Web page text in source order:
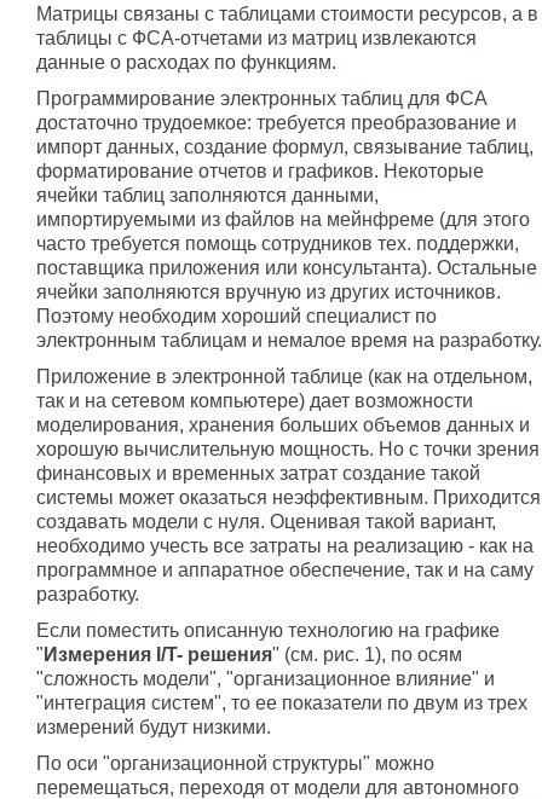
Матрицы связаны с таблицами стоимости ресурсов, а в
таблицы с ФСА-отчетами из матриц извлекаются
данные о расходах по функциям.
Программирование электронных таблиц для ФСА
достаточно трудоемкое: требуется преобразование и
импорт данных, создание формул, связывание таблиц,
форматирование отчетов и графиков. Некоторые
ячейки таблиц заполняются данными,
импортируемыми из файлов на мейнфреме (для этого
часто требуется помощь сотрудников тех. поддержки,
поставщика приложения или консультанта). Остальные
ячейки заполняются вручную из других источников.
Поэтому необходим хороший специалист по
электронным таблицам и немалое время на разработку.
Приложение в электронной таблице (как на отдельном,
так и на сетевом компьютере) дает возможности
моделирования, хранения больших объемов данных и
хорошую вычислительную мощность. Но с точки зрения
финансовых и временных затрат создание такой
системы может оказаться неэффективным. Приходится
создавать модели с нуля. Оценивая такой вариант,
необходимо учесть все затраты на реализацию - как на
программное и аппаратное обеспечение, так и на саму
разработку.
Если поместить описанную технологию на графике
" Измерения /T- решения" (см. рис. 1), по осям
"сложность модели", "организационное влияние" и
"интеграция систем", то ее показатели по двум из трех
измерений будут низкими.
По оси "организационной структуры" можно
перемещаться, переходя от модели для автономного